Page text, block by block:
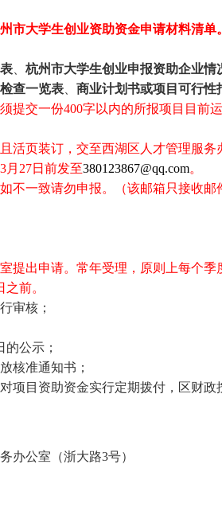
市大学生创业资助资金申请材料清单
杭州市大学生创业申报资助企业情
查一览表
商业计划书或项目可行性
提交一份400字以内的所报项目目前
活页装订，交至西湖区人才管理服务
3月 27日前发至380123867@qq.com。
不一致请勿申报。（该邮箱只接收邮
提出申请。常年受理，原则上每个季
之前。
审核；
的公示；
核准通知书；
项目资助资金实行定期拨付，区财政
办公室（浙大路3号）